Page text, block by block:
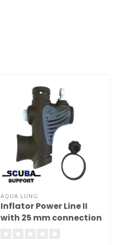
AQUA LUNG
Inflator Power Line II
with 25 mm connection